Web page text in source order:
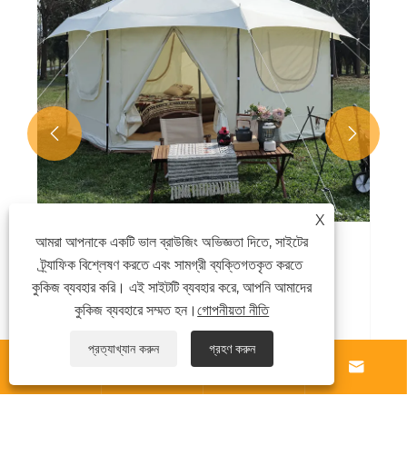
আধুনিক মঙ্গোলিয়ান ইয়ার্ট তাঁবু আউটডোর গ্ল্যাম্পিংয়ের নতুন
প্রবণতাকে নেতৃত্ব দেয়
আরো দেখুন >>
 
আমাদের সম্পর্কে
 
X
আমরা আপনাকে একটি ভাল ব্রাউজিং অভিজ্ঞতা দিতে, সাইটের
ট্র্যাফিক বিশ্লেষণ করতে এবং সামগ্রী ব্যক্তিগতকৃত করতে
কুকিজ ব্যবহার করি। এই সাইটটি ব্যবহার করে, আপনি আমাদের
কুকিজ ব্যবহারে সম্মত হন।গোপনীয়তা নীতি
প্রত্যাখ্যান করুন গ্রহণ করুন